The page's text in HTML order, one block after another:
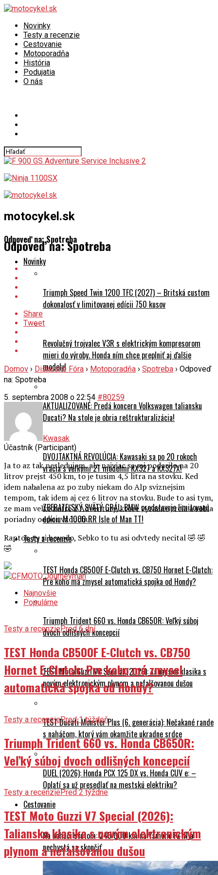
Novinky
Testy a recenzie
Cestovanie
Motoporadňa
História
Podujatia
O nás
motocykel.sk
Odpoveď na: Spotreba
Novinky
Triumph Speed Twin 1200 TFC (2027) – Britská custom
dokonalosť v limitovanej edícii 750 kusov
Revolučný trojvalec V3R s elektrickým kompresorom
mieri do výroby. Honda ním chce preplniť aj ďalšie
modely!
AKTUALIZOVANÉ: Predá koncern Volkswagen taliansku
Ducati? Na stole je obria reštrukturalizácia!
DVOJTAKTNÁ REVOLÚCIA: Kawasaki sa po 20 rokoch
vracia s veľkými 2T modelmi KX327 a KX327X!
ZBERATEĽSKÝ SVÄTÝ GRÁL: BMW predstavuje limitovanú
edíciu M 1000 RR Isle of Man TT!
Testy a recenzie
TEST Honda CB500F E-Clutch vs. CB750 Hornet E-Clutch:
Pre koho má zmysel automatická spojka od Hondy?
Triumph Trident 660 vs. Honda CB650R: Veľký súboj
dvoch odlišných koncepcií
TEST Moto Guzzi V7 Special (2026): Talianska klasika s
novým elektronickým plynom a nefalšovanou dušou
TEST Ducati Monster Plus (6. generácia): Nečakané rande
s naháčom, ktorý vám okamžite ukradne srdce
DUEL (2026): Honda PCX 125 DX vs. Honda CUV e: –
Oplatí sa už presedlať na mestskú elektriku?
Cestovanie
Na naháči svetom: 245 000 km na Yamahe FZ1N a
nechystá sa skončiť
Odpoveď na: Spotreba
Share
Tweet
Domov › Diskusné Fóra › Motoporadňa › Spotreba › Odpoveď
na: Spotreba
5. septembra 2008 o 22:54 #80259
Kwasak
Účastník (Participant)
Ja to az tak nesledujem, ale najviac sa mi podarilo na 20
litrov prejst 450 km, to je tusim 4,5 litra na stovku. Ked
idem nabalena az po zuby niekam do Alp sviznejsim
tempom, tak idem aj cez 6 litrov na stovku. Bude to asi tym,
ze mam velke kufre z Adventury, ktore vyrazne trcia a robia
poriadny odpor vzduchu.
Raptor, ty si hovado, Sebko to tu asi odvtedy necital 🤣 🤣
🤣
Najnovšie
Populárne
Testy a recenziePred 6 dní
TEST Honda CB500F E-Clutch vs. CB750
Hornet E-Clutch: Pre koho má zmysel
automatická spojka od Hondy?
Testy a recenziePred 1 týždeň
Triumph Trident 660 vs. Honda CB650R:
Veľký súboj dvoch odlišných koncepcií
Testy a recenziePred 2 týždne
TEST Moto Guzzi V7 Special (2026):
Talianska klasika s novým elektronickým
plynom a nefalšovanou dušou